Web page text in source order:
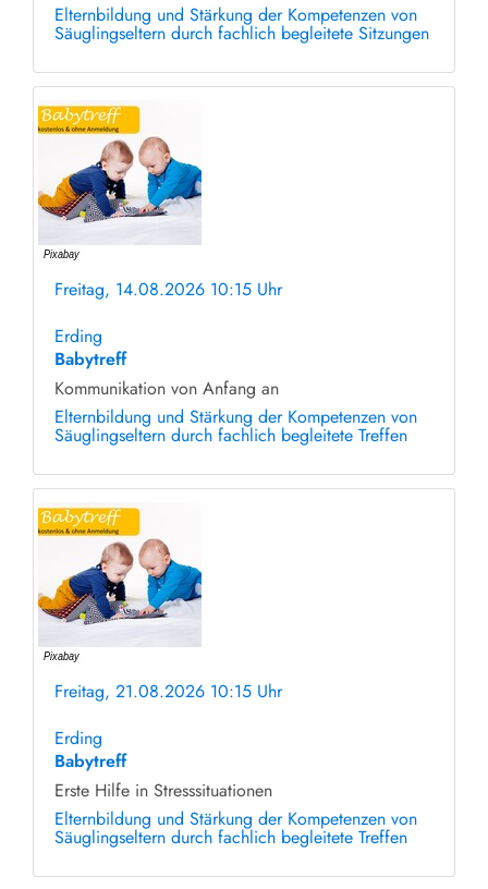
Elternbildung und Stärkung der Kompetenzen von
Säuglingseltern durch fachlich begleitete Sitzungen
Freitag, 14.08.2026 10:15 Uhr
Erding
Babytreff
Kommunikation von Anfang an
Elternbildung und Stärkung der Kompetenzen von
Säuglingseltern durch fachlich begleitete Treffen
Freitag, 21.08.2026 10:15 Uhr
Erding
Babytreff
Erste Hilfe in Stresssituationen
Elternbildung und Stärkung der Kompetenzen von
Säuglingseltern durch fachlich begleitete Treffen